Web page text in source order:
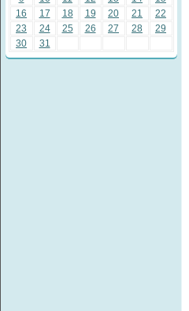
16
17 18 19 20 21
22
23
24 25 26 27 28
29
30
31